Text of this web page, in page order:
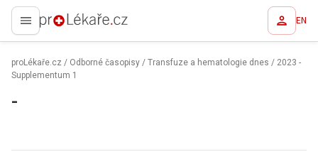
proLékaře.cz EN
proLékaře.cz / Odborné časopisy / Transfuze a hematologie dnes / 2023 -
Supplementum 1
-